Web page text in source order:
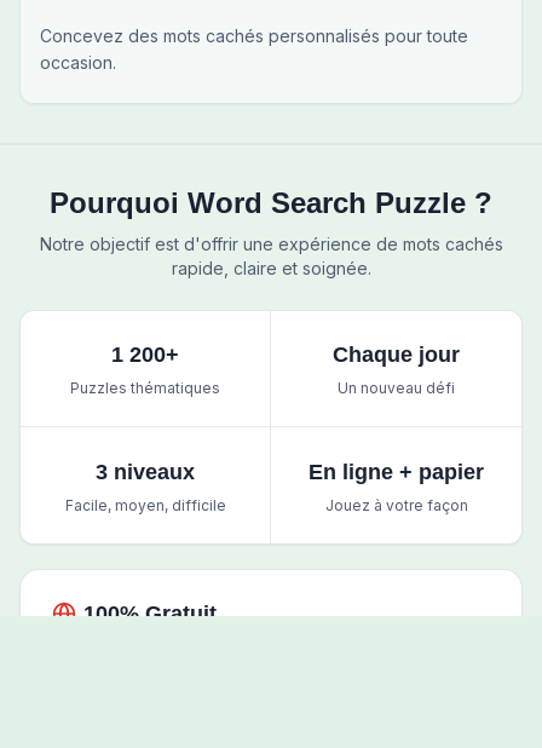
Concevez des mots cachés personnalisés pour toute
occasion.
Pourquoi Word Search Puzzle ?
Notre objectif est d'offrir une expérience de mots cachés
rapide, claire et soignée.
1 200+
Puzzles thématiques
Chaque jour
Un nouveau défi
3 niveaux
Facile, moyen, difficile
En ligne + papier
Jouez à votre façon
100% Gratuit